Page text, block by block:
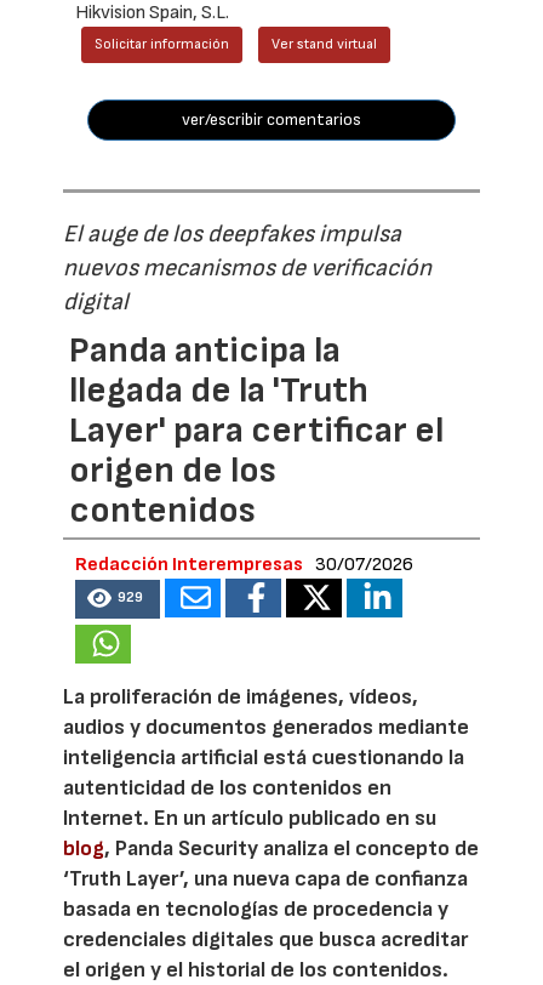
Hikvision Spain, S.L.
Solicitar información Ver stand virtual
ver/escribir comentarios
El auge de los deepfakes impulsa
nuevos mecanismos de verificación
digital
Panda anticipa la
llegada de la 'Truth
Layer' para certificar el
origen de los
contenidos
Redacción Interempresas 30/07/2026
929
La proliferación de imágenes, vídeos,
audios y documentos generados mediante
inteligencia artificial está cuestionando la
autenticidad de los contenidos en
Internet. En un artículo publicado en su
blog, Panda Security analiza el concepto de
‘Truth Layer’, una nueva capa de confianza
basada en tecnologías de procedencia y
credenciales digitales que busca acreditar
el origen y el historial de los contenidos.